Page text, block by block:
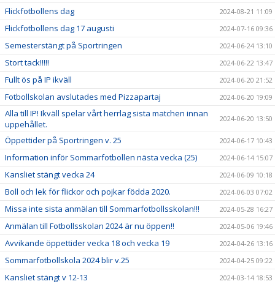
Flickfotbollens dag 2024-08-21 11:09
Flickfotbollens dag 17 augusti 2024-07-16 09:36
Semesterstängt på Sportringen 2024-06-24 13:10
Stort tack!!!!! 2024-06-22 13:47
Fullt ös på IP ikväll 2024-06-20 21:52
Fotbollskolan avslutades med Pizzapartaj 2024-06-20 19:09
Alla till IP! Ikväll spelar vårt herrlag sista matchen innan
uppehållet.
2024-06-20 13:50
Öppettider på Sportringen v. 25 2024-06-17 10:43
Information inför Sommarfotbollen nästa vecka (25) 2024-06-14 15:07
Kansliet stängt vecka 24 2024-06-09 10:18
Boll och lek för flickor och pojkar födda 2020. 2024-06-03 07:02
Missa inte sista anmälan till Sommarfotbollsskolan!!! 2024-05-28 16:27
Anmälan till Fotbollsskolan 2024 är nu öppen!! 2024-05-06 19:46
Avvikande öppettider vecka 18 och vecka 19 2024-04-26 13:16
Sommarfotbollskola 2024 blir v.25 2024-04-25 09:22
Kansliet stängt v 12-13 2024-03-14 18:53